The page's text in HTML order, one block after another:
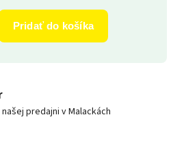
Pridať do košíka
predajni v Malackách